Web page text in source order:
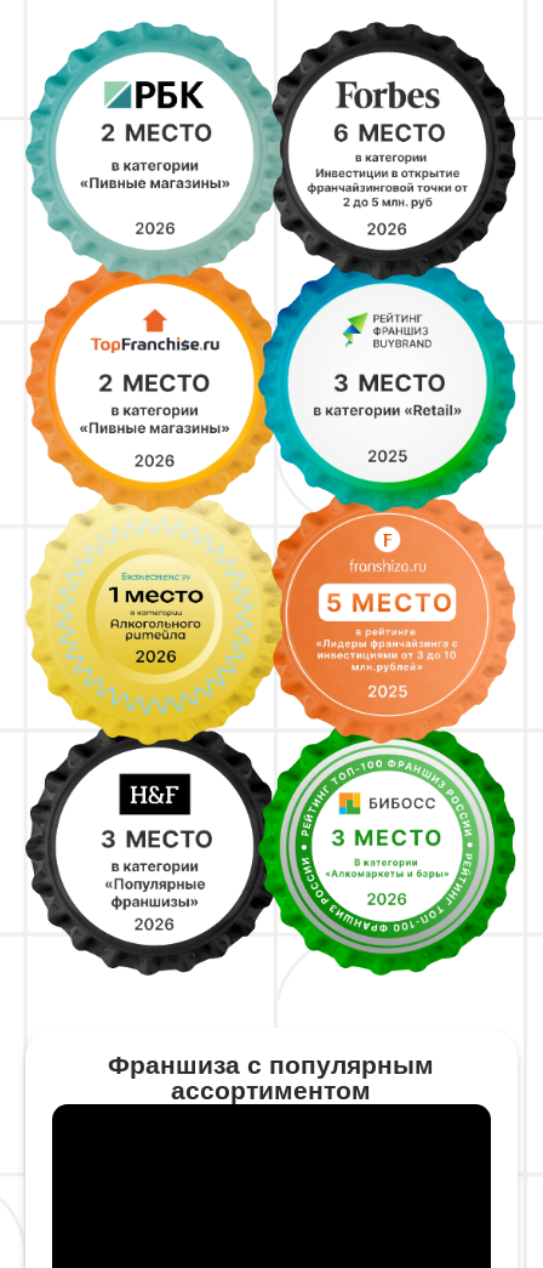
Франшиза с популярным
ассортиментом
Получите больше детальной
информации
по открытию магазина в вашем городе
+7
Скачать бизнес-план